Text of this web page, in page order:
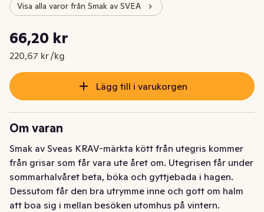
Visa alla varor från Smak av SVEA
Nuvarande pris är: 66,20 kr
66,20 kr
220,67 kr /kg
Styckpris: 220,67 kr /kg
Lägg till i varukorgen
Om varan
Smak av Sveas KRAV-märkta kött från utegris kommer
från grisar som får vara ute året om. Utegrisen får under
sommarhalvåret beta, böka och gyttjebada i hagen.
Dessutom får den bra utrymme inne och gott om halm
att boa sig i mellan besöken utomhus på vintern.